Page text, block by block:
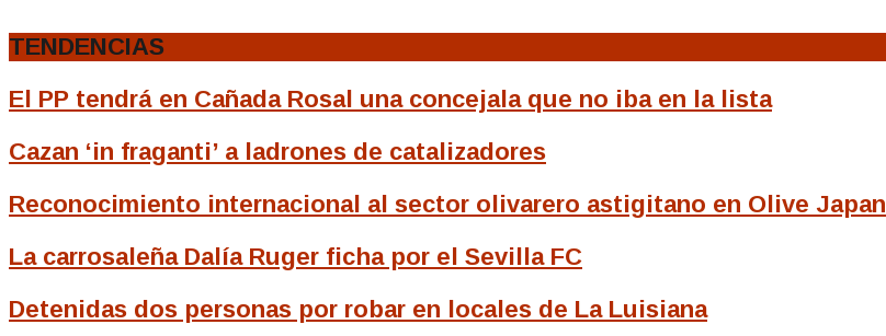
TENDENCIAS
El PP tendrá en Cañada Rosal una concejala que no iba en la lista
Cazan ‘in fraganti’ a ladrones de catalizadores
Reconocimiento internacional al sector olivarero astigitano en Olive Japan
La carrosaleña Dalía Ruger ficha por el Sevilla FC
Detenidas dos personas por robar en locales de La Luisiana